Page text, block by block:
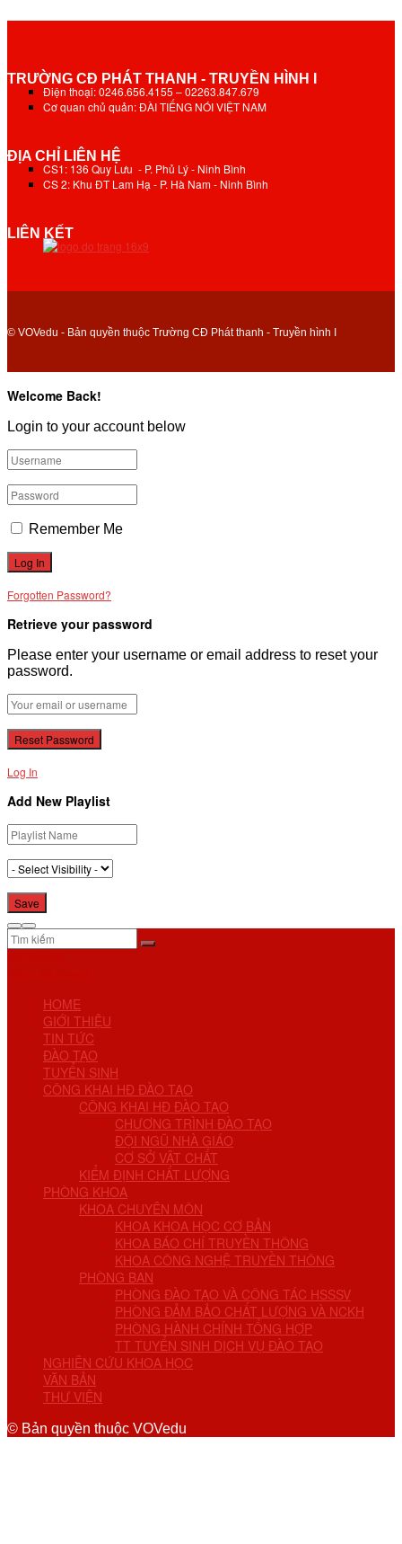
TRƯỜNG CĐ PHÁT THANH - TRUYỀN HÌNH I
Điện thoại: 0246.656.4155 – 02263.847.679
Cơ quan chủ quản: ĐÀI TIẾNG NÓI VIỆT NAM
ĐỊA CHỈ LIÊN HỆ
CS1: 136 Quy Lưu - P. Phủ Lý - Ninh Bình
CS 2: Khu ĐT Lam Hạ - P. Hà Nam - Ninh Bình
LIÊN KẾT
© VOVedu - Bản quyền thuộc Trường CĐ Phát thanh - Truyền hình I
Welcome Back!
Login to your account below
Remember Me
Forgotten Password?
Retrieve your password
Please enter your username or email address to reset your
password.
Log In
Add New Playlist
HOME
GIỚI THIỆU
TIN TỨC
ĐÀO TẠO
TUYỂN SINH
CÔNG KHAI HĐ ĐÀO TẠO
CÔNG KHAI HĐ ĐÀO TẠO
CHƯƠNG TRÌNH ĐÀO TẠO
ĐỘI NGŨ NHÀ GIÁO
CƠ SỞ VẬT CHẤT
KIỂM ĐỊNH CHẤT LƯỢNG
PHÒNG KHOA
KHOA CHUYÊN MÔN
KHOA KHOA HỌC CƠ BẢN
KHOA BÁO CHÍ TRUYỀN THÔNG
KHOA CÔNG NGHỆ TRUYỀN THÔNG
PHÒNG BAN
PHÒNG ĐÀO TẠO VÀ CÔNG TÁC HSSSV
PHÒNG ĐẢM BẢO CHẤT LƯỢNG VÀ NCKH
PHÒNG HÀNH CHÍNH TỔNG HỢP
TT TUYỂN SINH DỊCH VỤ ĐÀO TẠO
NGHIÊN CỨU KHOA HỌC
VĂN BẢN
THƯ VIỆN
© Bản quyền thuộc VOVedu